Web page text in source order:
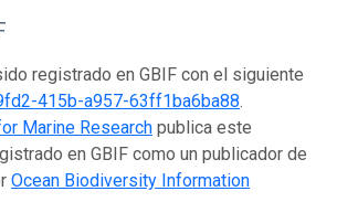
registrado en GBIF con el siguiente
415b-a957-63ff1ba6ba88.
Marine Research publica este
en GBIF como un publicador de
Ocean Biodiversity Information